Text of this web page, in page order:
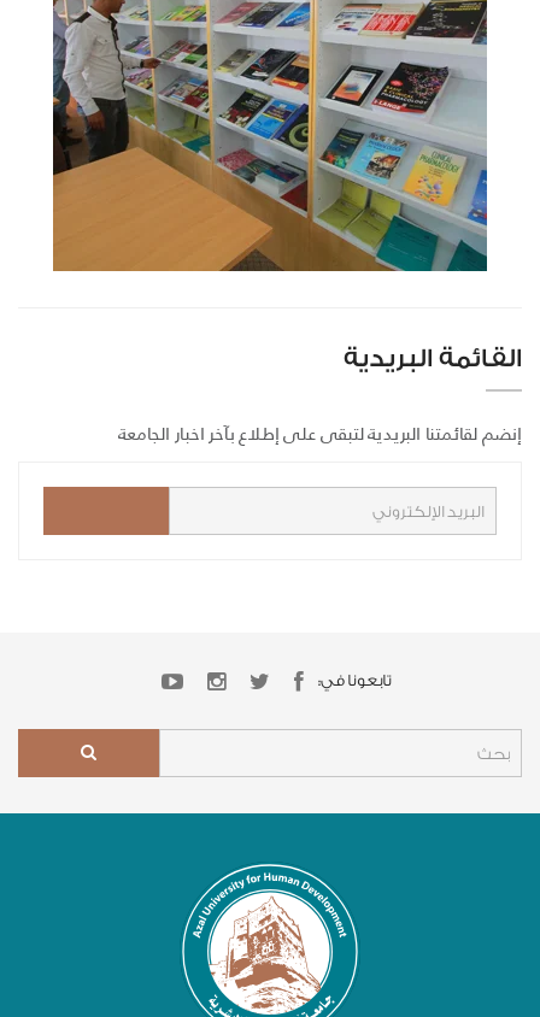
القائمة البريدية
إنضم لقائمتنا البريدية لتبقى على إطلاع بآخر اخبار الجامعة
تابعونا في: